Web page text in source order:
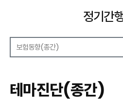
정기간
보험동향(종간)
보험금융연구
KIRI 리포트
테마진단(종간)